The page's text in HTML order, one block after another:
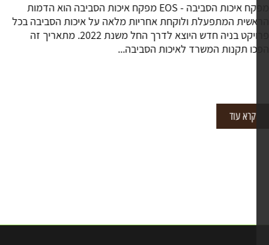
ממונה איכות סביבה - EOS הליכי בניה הם עסק מורכב הדורש
נפש עצומים, סבלנות, כוח סבל ועוד שלל כישורים שאינם
למחשבה. עוגמות נפש וטרחה הם כנראה חלק בלתי
מן המסע הזה,...
קרא עוד